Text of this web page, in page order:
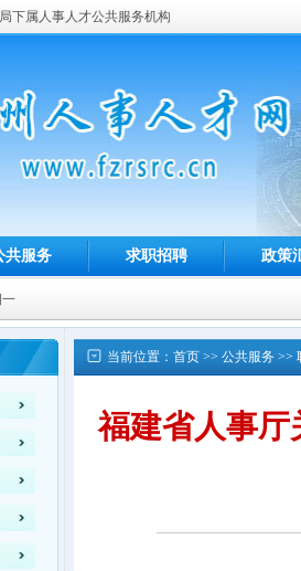
下属人事人才公共服务机构
共服务 求职招聘 政策
一
当前位置： 首页 >> 公共服务 >>
福建省人事厅